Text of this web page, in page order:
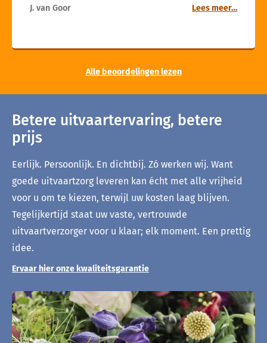
J. van Goor Lees meer…
Alle beoordelingen lezen
Betere uitvaartervaring, betere
prijs
Eerlijk. Persoonlijk. En dichtbij. Zó werken wij. Want
goede uitvaartzorg leveren kan écht met alle vrijheid
voor u om te kiezen, terwijl uw kosten laag blijven.
Tegelijkertijd staat uw vaste, vertrouwde
uitvaartverzorger voor u klaar; elk moment. Een prettig
idee.
Ervaar hier onze kwaliteitsgarantie